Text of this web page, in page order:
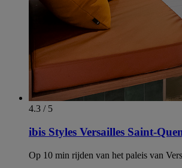
4.3 / 5
ibis Styles Versailles Saint-
Op 10 min rijden van het paleis van